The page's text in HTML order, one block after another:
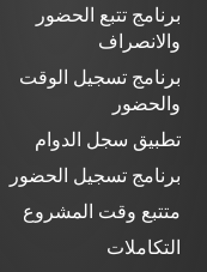
برنامج تتبع الحضور
والانصراف
برنامج تسجيل الوقت
والحضور
تطبيق سجل الدوام
برنامج تسجيل الحضور
متتبع وقت المشروع
التكاملات